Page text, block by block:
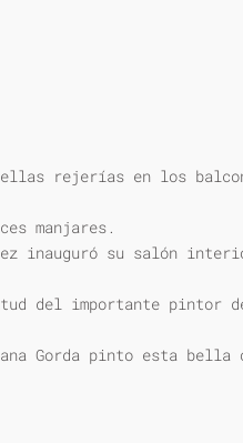
rejerías en los
manjares.
inauguró su salón
del importante pintor
Gorda pinto esta bella